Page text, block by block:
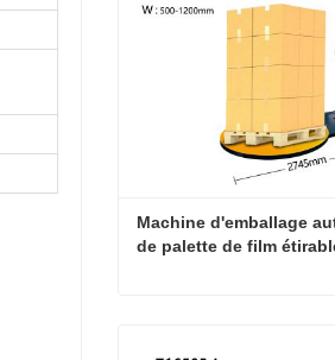
Machine d'emballage
de palette de film